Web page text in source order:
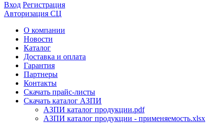
Вход Регистрация
Авторизация СЦ
О компании
Новости
Каталог
Доставка и оплата
Гарантия
Партнеры
Контакты
Скачать прайс-листы
Скачать каталог АЗПИ
АЗПИ каталог продукции.pdf
АЗПИ каталог продукции - применяемость.xlsx